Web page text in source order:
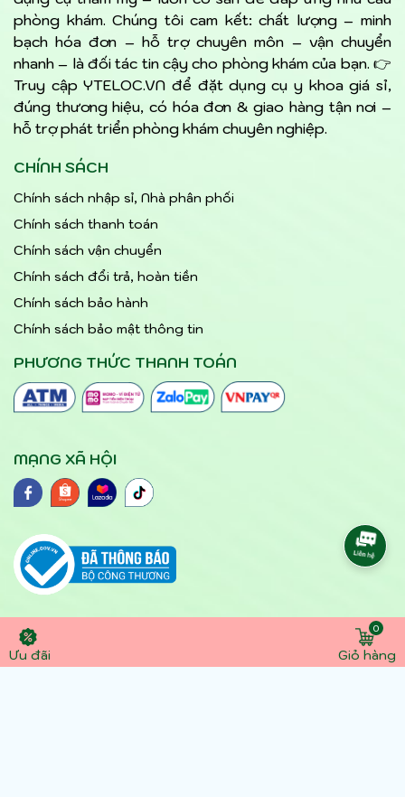
Ưu đãi Giỏ hàng
0
phòng khám. Chúng tôi cam kết: chất lượng – minh
bạch hóa đơn – hỗ trợ chuyên môn – vận chuyển
nhanh – là đối tác tin cậy cho phòng khám của bạn. 👉
Truy cập YTELOC.VN để đặt dụng cụ y khoa giá sỉ,
đúng thương hiệu, có hóa đơn & giao hàng tận nơi –
hỗ trợ phát triển phòng khám chuyên nghiệp.
CHÍNH SÁCH
Chính sách nhập sỉ, Nhà phân phối
Chính sách thanh toán
Chính sách vận chuyển
Chính sách đổi trả, hoàn tiền
Chính sách bảo hành
Chính sách bảo mật thông tin
PHƯƠNG THỨC THANH TOÁN
MẠNG XÃ HỘI
© 2024 yteloc.vn. Hộ kinh doanh Bảo hộ lao động
- dụng cụ y tế Lộc số DKKD : 41N8030668G đăng